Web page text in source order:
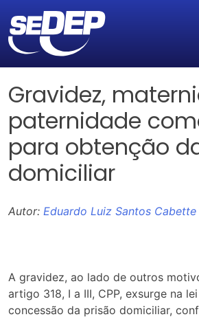
Gravidez,
paternidade
para obtenção
domiciliar
Autor: Eduardo Luiz Santos Cabette
A gravidez, ao lado de outros
artigo 318, I a III, CPP, exsurge na
concessão da prisão domiciliar,